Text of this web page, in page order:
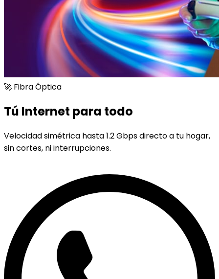
🚀 Fibra Óptica
Tú Internet para todo
Velocidad simétrica hasta 1.2 Gbps directo a tu hogar,
sin cortes, ni interrupciones.